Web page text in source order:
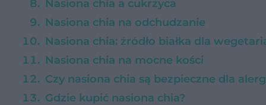
Nasiona chia a cukrzyca
Nasiona chia na odchudzanie
Nasiona chia: źródło białka dla
Nasiona chia na mocne kości
Czy nasiona chia są bezpieczne dla
Gdzie kupić nasiona chia?